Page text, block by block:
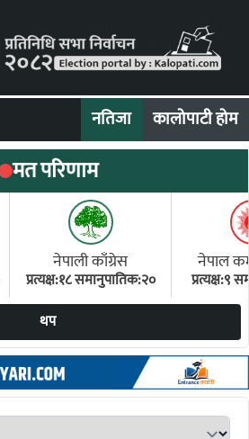
नतिजा कालोपाटी होम
मत परिणाम
नेपाली काँग्रेस
प्रत्यक्ष:१८ समानुपातिक:२०
नेपाल
प्रत्यक्ष:९
थप